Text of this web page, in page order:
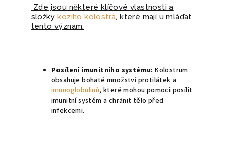
Zde jsou některé klíčové vlastnosti a
složkykozího kolostra, které mají u mláďat
tento význam:
Posílení imunitního systému: Kolostrum
obsahuje bohaté množství protilátek a
imunoglobulinů, které mohou pomoci posílit
imunitní systém a chránit tělo před
infekcemi.